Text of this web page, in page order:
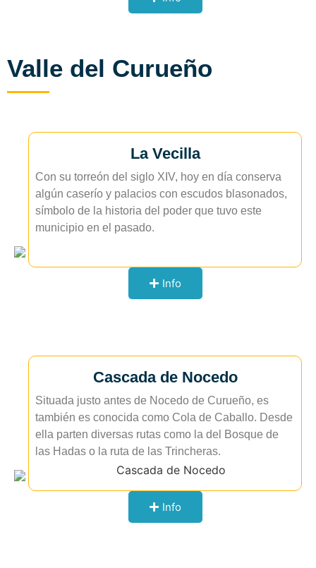
Valle del Curueño
La Vecilla
Con su torreón del siglo XIV, hoy en día conserva
algún caserío y palacios con escudos blasonados,
símbolo de la historia del poder que tuvo este
municipio en el pasado.
Info
Cascada de Nocedo
Situada justo antes de Nocedo de Curueño, es
también es conocida como Cola de Caballo. Desde
ella parten diversas rutas como la del Bosque de
las Hadas o la ruta de las Trincheras.
Info